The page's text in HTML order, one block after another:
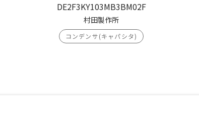
DE2F3KY103MB3BM02F
村田製作所
コンデンサ(キャパシタ)